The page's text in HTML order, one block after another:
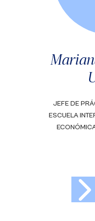
JEFE DE
ESCUELA